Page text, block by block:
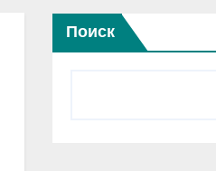
Поиск